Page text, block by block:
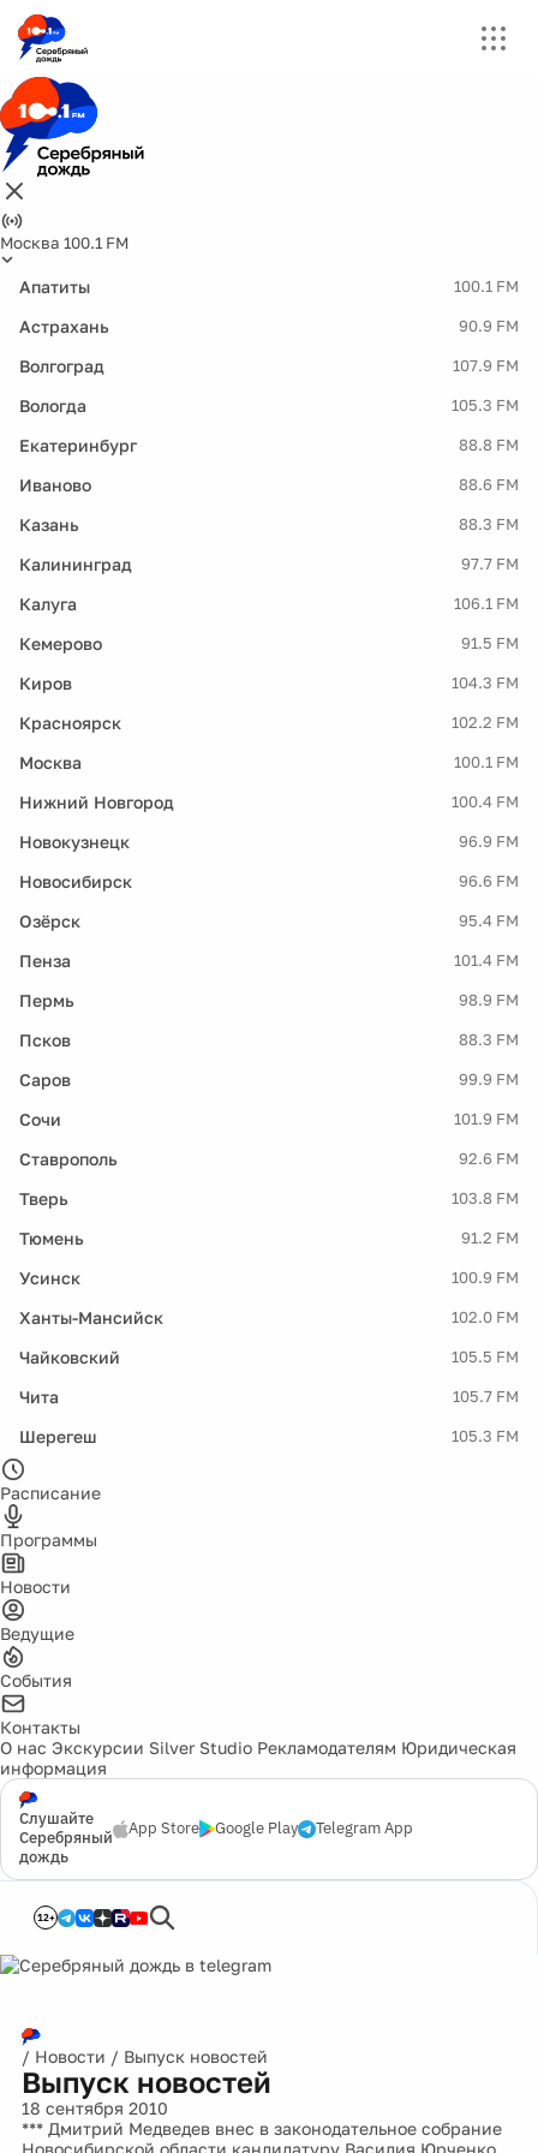
Москва 100.1 FM
Апатиты 100.1 FM
Астрахань 90.9 FM
Волгоград 107.9 FM
Вологда 105.3 FM
Екатеринбург 88.8 FM
Иваново 88.6 FM
Казань 88.3 FM
Калининград 97.7 FM
Калуга 106.1 FM
Кемерово 91.5 FM
Киров 104.3 FM
Красноярск 102.2 FM
Москва 100.1 FM
Нижний Новгород 100.4 FM
Новокузнецк 96.9 FM
Новосибирск 96.6 FM
Озёрск 95.4 FM
Пенза 101.4 FM
Пермь 98.9 FM
Псков 88.3 FM
Саров 99.9 FM
Сочи 101.9 FM
Ставрополь 92.6 FM
Тверь 103.8 FM
Тюмень 91.2 FM
Усинск 100.9 FM
Ханты-Мансийск 102.0 FM
Чайковский 105.5 FM
Чита 105.7 FM
Шерегеш 105.3 FM
Расписание
Программы
Новости
Ведущие
События
Контакты
О нас Экскурсии Silver Studio Рекламодателям Юридическая
информация
Слушайте
Серебряный
дождь
App Store Google Play Telegram App
12+
/ Новости / Выпуск новостей
Выпуск новостей
18 сентября 2010
*** Дмитрий Медведев внес в законодательное собрание